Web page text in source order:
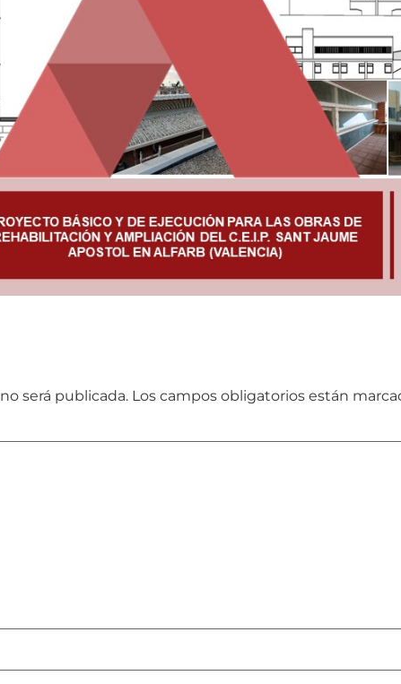
será publicada. Los campos obligatorios están